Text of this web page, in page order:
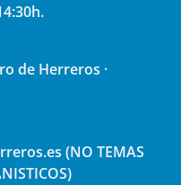
de Herreros ·
(NO TEMAS